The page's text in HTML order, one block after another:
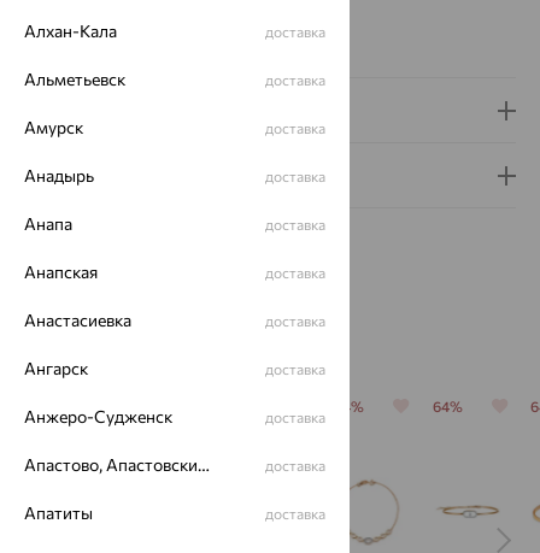
Вес металла:
Гарантия и возврат
64% 64%
Алхан-Кала доставка
Альметьевск доставка
Амурск доставка
Анадырь доставка
Анапа доставка
Анапская доставка
Анастасиевка доставка
Ангарск доставка
Анжеро-Судженск доставка
Апастово, Апастовский район доставка
Апатиты доставка